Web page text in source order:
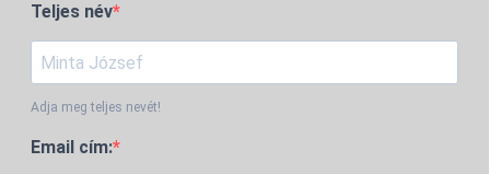
Teljes név
Adja meg teljes nevét!
Email cím: